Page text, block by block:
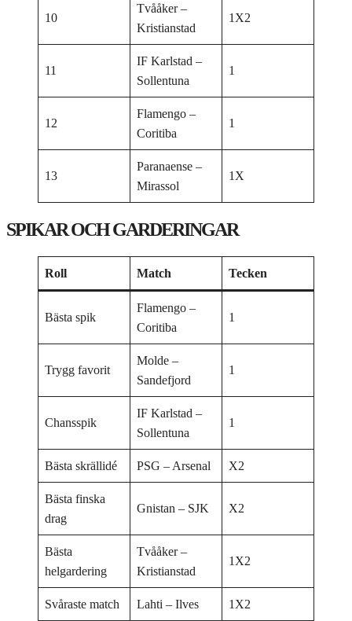
10
Tvååker –
Kristianstad
1X2
11
IF Karlstad –
Sollentuna
1
12
Flamengo –
Coritiba
1
13
Paranaense –
Mirassol
1X
SPIKAR OCH GARDERINGAR
Roll Match Tecken
Bästa spik
Flamengo –
Coritiba
1
Trygg favorit
Molde –
Sandefjord
1
Chansspik
IF Karlstad –
Sollentuna
1
Bästa skrällidé PSG – Arsenal X2
Bästa finska
drag
Gnistan – SJK X2
Bästa
helgardering
Tvååker –
Kristianstad
1X2
Svåraste match Lahti – Ilves 1X2